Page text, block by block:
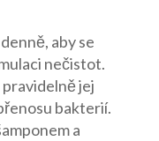
aby se
nečistot.
jej
bakterií.
a